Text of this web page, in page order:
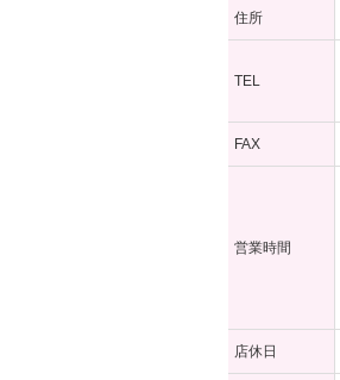
住所
TEL
FAX
営業時間
店休日